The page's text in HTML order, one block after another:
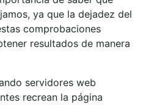
ya que la dejadez del
comprobaciones
resultados de manera
servidores web
recrean la página